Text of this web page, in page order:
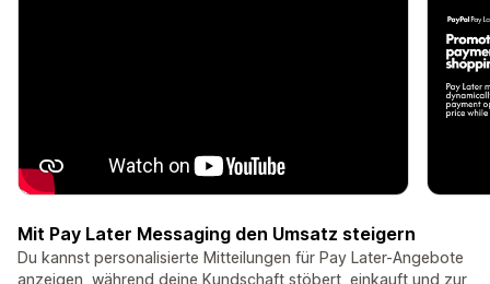
Mit Pay Later Messaging den Umsatz steigern
Du kannst personalisierte Mitteilungen für Pay Later-Angebote
anzeigen, während deine Kundschaft stöbert, einkauft und zur